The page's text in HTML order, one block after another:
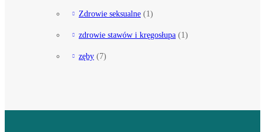
Zdrowie seksualne (1)
zdrowie stawów i kręgosłupa (1)
zęby (7)